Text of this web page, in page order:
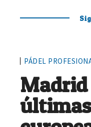
PÁDEL
Madrid